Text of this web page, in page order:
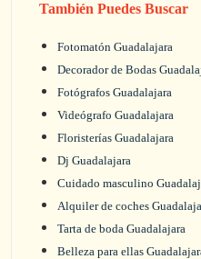
También Puedes Buscar
Fotomatón Guadalajara
Decorador de Bodas
Fotógrafos Guadalajara
Videógrafo Guadalajara
Floristerías Guadalajara
Dj Guadalajara
Cuidado masculino
Alquiler de coches
Tarta de boda Guadalajara
Belleza para ellas